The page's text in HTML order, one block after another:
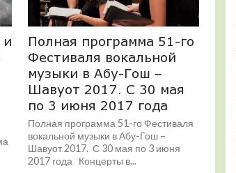
и
Полная программа 51-го
Фестиваля вокальной
музыки в Абу-Гош –
Шавуот 2017. С 30 мая
по 3 июня 2017 года
Полная программа 51-го Фестиваля
вокальной музыки в Абу-Гош –
Шавуот 2017. С 30 мая по 3 июня
2017 года Концерты в...